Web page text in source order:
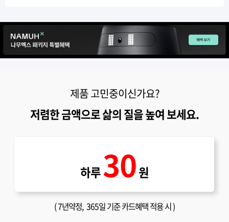
제품 고민중이신가요?
저렴한 금액으로 삶의 질을 높여 보세요.
하루30원
(7년약정, 365일 기준 카드혜택 적용 시 )